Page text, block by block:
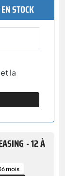
STOCK
etla
- 12 À
mois